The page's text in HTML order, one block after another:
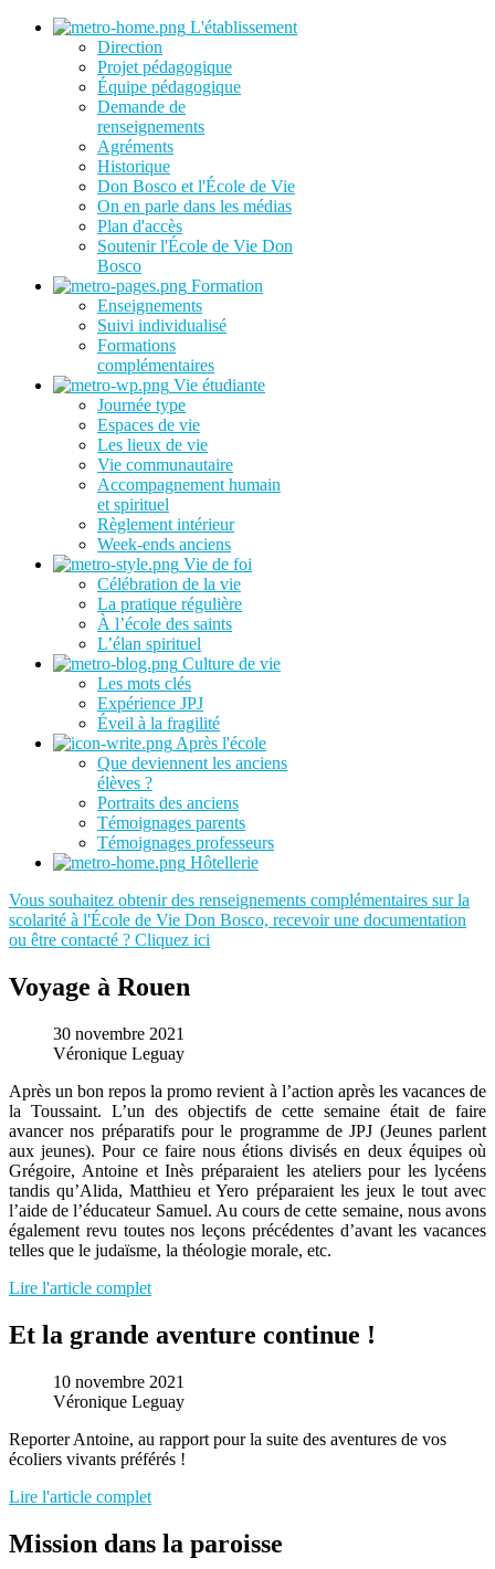
L'établissement
Direction
Projet pédagogique
Équipe pédagogique
Demande de
renseignements
Agréments
Historique
Don Bosco et l'École de Vie
On en parle dans les médias
Plan d'accès
Soutenir l'École de Vie Don
Bosco
Formation
Enseignements
Suivi individualisé
Formations
complémentaires
Vie étudiante
Journée type
Espaces de vie
Les lieux de vie
Vie communautaire
Accompagnement humain
et spirituel
Règlement intérieur
Week-ends anciens
Vie de foi
Célébration de la vie
La pratique régulière
À l’école des saints
L’élan spirituel
Culture de vie
Les mots clés
Expérience JPJ
Éveil à la fragilité
Après l'école
Que deviennent les anciens
élèves ?
Portraits des anciens
Témoignages parents
Témoignages professeurs
Hôtellerie
Vous souhaitez obtenir des renseignements complémentaires sur la
scolarité à l'École de Vie Don Bosco, recevoir une documentation
ou être contacté ? Cliquez ici
Voyage à Rouen
30 novembre 2021
Véronique Leguay
Après un bon repos la promo revient à l’action après les vacances de
la Toussaint. L’un des objectifs de cette semaine était de faire
avancer nos préparatifs pour le programme de JPJ (Jeunes parlent
aux jeunes). Pour ce faire nous étions divisés en deux équipes où
Grégoire, Antoine et Inès préparaient les ateliers pour les lycéens
tandis qu’Alida, Matthieu et Yero préparaient les jeux le tout avec
l’aide de l’éducateur Samuel. Au cours de cette semaine, nous avons
également revu toutes nos leçons précédentes d’avant les vacances
telles que le judaïsme, la théologie morale, etc.
Lire l'article complet
Et la grande aventure continue !
10 novembre 2021
Véronique Leguay
Reporter Antoine, au rapport pour la suite des aventures de vos
écoliers vivants préférés !
Lire l'article complet
Mission dans la paroisse